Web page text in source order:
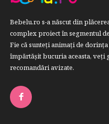
Bebelu.ro s-a născut din
complex proiect în segmentul
Fie că sunteţi animaţi de
împărtăşit bucuria aceasta,
recomandări avizate.